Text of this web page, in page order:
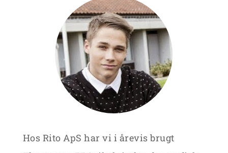
Hos Rito ApS har vi i årevis brugt